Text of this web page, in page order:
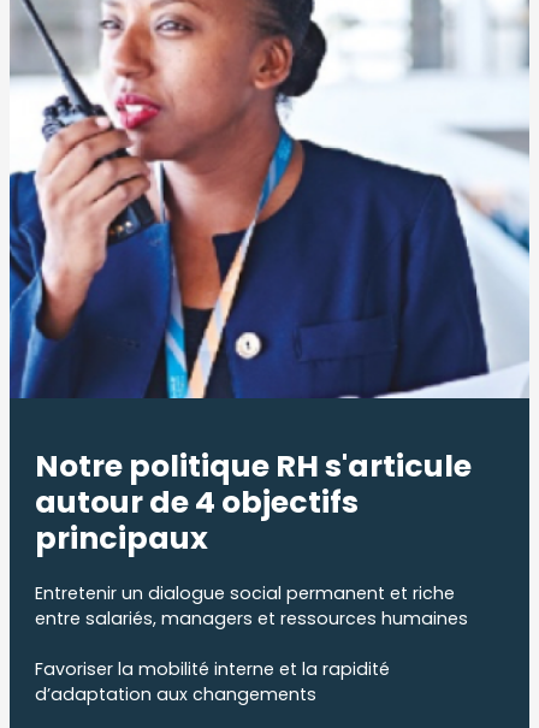
Notre politique RH s'articule
autour de 4 objectifs
principaux
Entretenir un dialogue social permanent et riche
entre salariés, managers et ressources humaines
Favoriser la mobilité interne et la rapidité
d’adaptation aux changements